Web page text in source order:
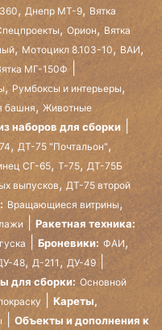
, Днепр МТ-9, Вятка
, Орион,Вятка
, Мотоцикл 8.103-10, ВАИ,
МГ-150Ф
, Румбоксы и интерьеры,
башня,Животные
наборов для сборки
, ДТ-75 "Почтальон",
СГ-65, Т-75, ДТ-75Б
выпусков, ДТ-75 второй
Вращающиеся витрины,
Ракетная техника:
Броневики: ФАИ,
48, Д-211 , ДУ-49
для сборки: Основной
Кареты,
Объекты и дополнения к